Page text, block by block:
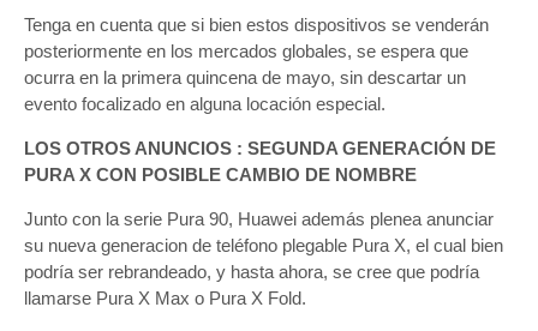
Tenga en cuenta que si bien estos dispositivos se venderán
posteriormente en los mercados globales, se espera que
ocurra en la primera quincena de mayo, sin descartar un
evento focalizado en alguna locación especial.
LOS OTROS ANUNCIOS : SEGUNDA GENERACIÓN DE
PURA X CON POSIBLE CAMBIO DE NOMBRE
Junto con la serie Pura 90, Huawei además plenea anunciar
su nueva generacion de teléfono plegable Pura X, el cual bien
podría ser rebrandeado, y hasta ahora, se cree que podría
llamarse Pura X Max o Pura X Fold.